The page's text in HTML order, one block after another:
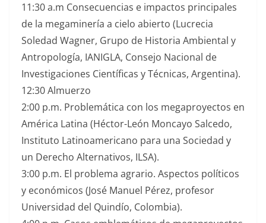
11:30 a.m Consecuencias e impactos principales
de la megaminería a cielo abierto (Lucrecia
Soledad Wagner, Grupo de Historia Ambiental y
Antropología, IANIGLA, Consejo Nacional de
Investigaciones Científicas y Técnicas, Argentina).
12:30 Almuerzo
2:00 p.m. Problemática con los megaproyectos en
América Latina (Héctor-León Moncayo Salcedo,
Instituto Latinoamericano para una Sociedad y
un Derecho Alternativos, ILSA).
3:00 p.m. El problema agrario. Aspectos políticos
y económicos (José Manuel Pérez, profesor
Universidad del Quindío, Colombia).